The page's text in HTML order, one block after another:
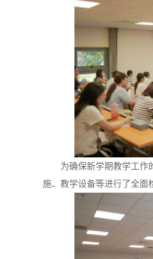
为确保新学期教学工作
施、教学设备等进行了全面